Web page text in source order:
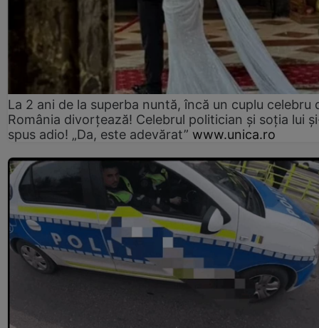
La 2 ani de la superba nuntă, încă un cuplu celebru
România divorțează! Celebrul politician și soția lui
spus adio! „Da, este adevărat” www.unica.ro